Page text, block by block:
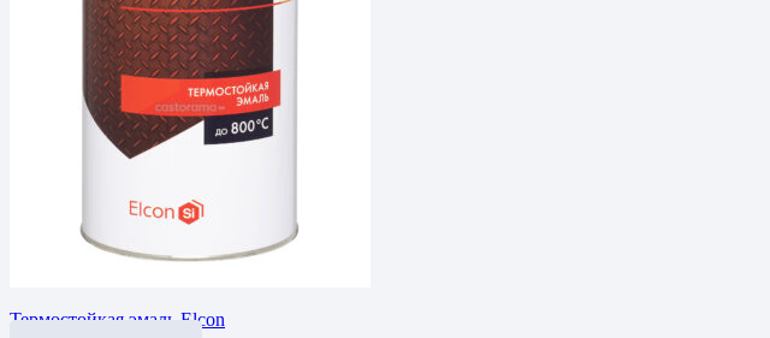
Термостойкая эмаль Elcon